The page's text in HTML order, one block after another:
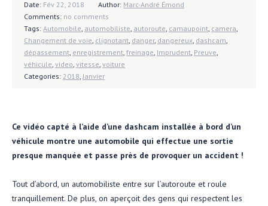
Date: Fév 22, 2018 Author: Marc-André Émond
Comments: no comments
Tags: Automobile automobiliste autoroute camaupoint camera
Changement de voie clignotant danger, dangereux dashcam
dépassement enregistrement freinage Imprudent Preuve
véhicule video vitesse voiture
Categories: 2018 Janvier
Ce vidéo capté à l’aide d’une dashcam installée à bord d’un
véhicule montre une automobile qui effectue une sortie
presque manquée et passe près de provoquer un accident !
Tout d’abord, un automobiliste entre sur l’autoroute et roule
tranquillement. De plus, on aperçoit des gens qui respectent les